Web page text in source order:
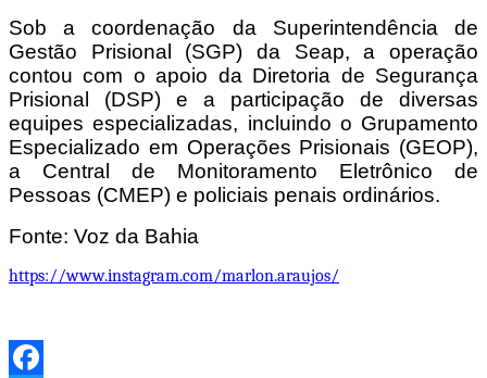
Sob a coordenação da Superintendência de
Gestão Prisional (SGP) da Seap, a operação
contou com o apoio da Diretoria de Segurança
Prisional (DSP) e a participação de diversas
equipes especializadas, incluindo o Grupamento
Especializado em Operações Prisionais (GEOP),
a Central de Monitoramento Eletrônico de
Pessoas (CMEP) e policiais penais ordinários.
Fonte: Voz da Bahia
https://www.instagram.com/marlon.araujos/